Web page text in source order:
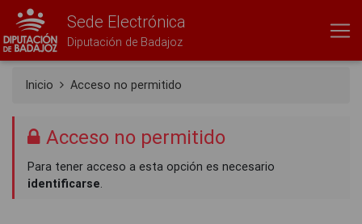
Sede Electrónica
Diputación de Badajoz
Inicio Acceso no permitido
Acceso no permitido
Para tener acceso a esta opción es necesario
identificarse.